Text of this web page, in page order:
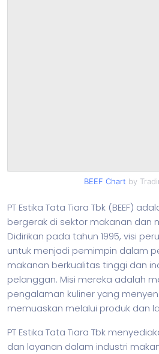
BEEF Chart by
PT Estika Tata Tiara Tbk (BEEF)
bergerak di sektor makanan dan
Didirikan pada tahun 1995, visi
untuk menjadi pemimpin dalam
makanan berkualitas tinggi dan
pelanggan. Misi mereka adalah
pengalaman kuliner yang
memuaskan melalui produk dan
PT Estika Tata Tiara Tbk
dan layanan dalam industri